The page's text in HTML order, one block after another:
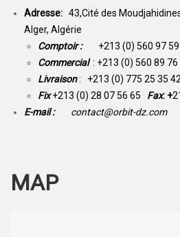
Adresse: 43,Cité des
Alger, Algérie
Comptoir : +213 (0) 560 97
Commercial : +213 (0) 560 89 76
Livraison: +213 (0) 775 25 35 42
Fix +213 (0) 28 07 56 65 Fax: +
E-mail :
contact@orbit-dz.com
MAP